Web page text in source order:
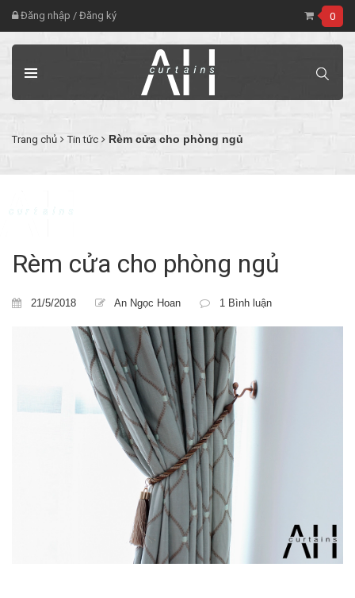
Đăng nhập / Đăng ký 0
Trang chủ Tin tức Rèm cửa cho phòng ngủ
Rèm cửa cho phòng ngủ
21/5/2018 An Ngọc Hoan 1 Bình luận